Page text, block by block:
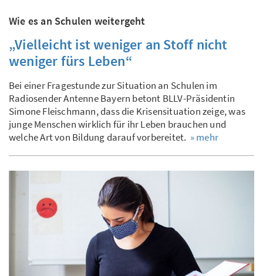
Wie es an Schulen weitergeht
„Vielleicht ist weniger an Stoff nicht
weniger fürs Leben“
Bei einer Fragestunde zur Situation an Schulen im
Radiosender Antenne Bayern betont BLLV-Präsidentin
Simone Fleischmann, dass die Krisensituation zeige, was
junge Menschen wirklich für ihr Leben brauchen und
welche Art von Bildung darauf vorbereitet. » mehr